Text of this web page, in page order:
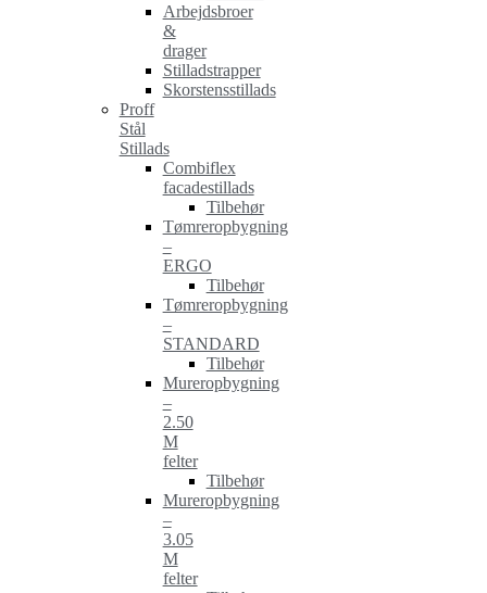
Arbejdsbroer
&
drager
Stilladstrapper
Skorstensstillads
Proff
Stål
Stillads
Combiflex
facadestillads
Tilbehør
Tømreropbygning
–
ERGO
Tilbehør
Tømreropbygning
–
STANDARD
Tilbehør
Mureropbygning
–
2.50
M
felter
Tilbehør
Mureropbygning
–
3.05
M
felter